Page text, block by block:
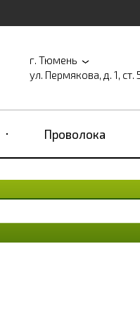
г. Тюмень
ул. Пермякова, д. 1, ст.
Проволока